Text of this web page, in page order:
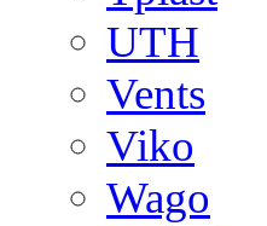
UTH
Vents
Viko
Wago